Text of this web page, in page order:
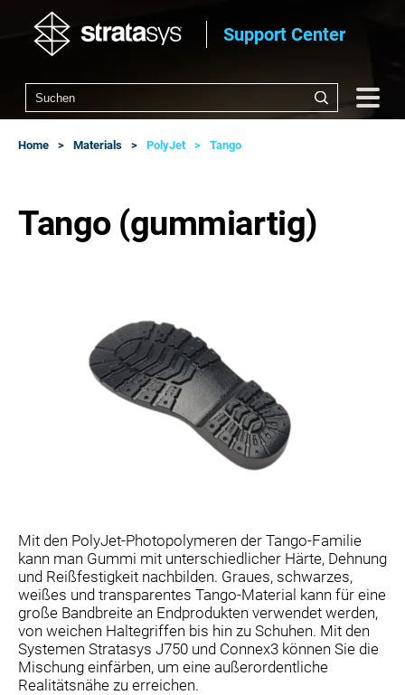
Support Center
Home Materials PolyJet Tango
Tango (gummiartig)
Mit den PolyJet-Photopolymeren der Tango-Familie
kann man Gummi mit unterschiedlicher Härte, Dehnung
und Reißfestigkeit nachbilden. Graues, schwarzes,
weißes und transparentes Tango-Material kann für eine
große Bandbreite an Endprodukten verwendet werden,
von weichen Haltegriffen bis hin zu Schuhen. Mit den
Systemen Stratasys J750 und Connex3 können Sie die
Mischung einfärben, um eine außerordentliche
Realitätsnähe zu erreichen.